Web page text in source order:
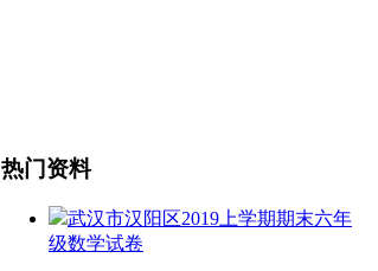
热门资料
武汉市汉阳区2019上学期期末六年
级数学试卷